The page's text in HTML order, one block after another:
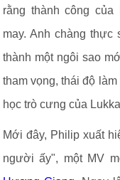
rằng thành công
may. Anh chàng
thành một ngôi sao
tham vọng, thái độ
học trò cưng của
Mới đây, Philip xuất
người ấy", một MV